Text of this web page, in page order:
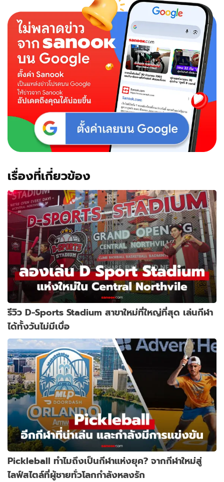
เรื่องที่เกี่ยวข้อง
รีวิว D-Sports Stadium สาขาใหม่ที่ใหญ่ที่สุด เล่นกีฬา
ได้ทั้งวันไม่มีเบื่อ
Pickleball ทำไมถึงเป็นกีฬาแห่งยุค? จากกีฬาใหม่สู่
ไลฟ์สไตล์ที่ผู้ชายทั่วโลกกำลังหลงรัก